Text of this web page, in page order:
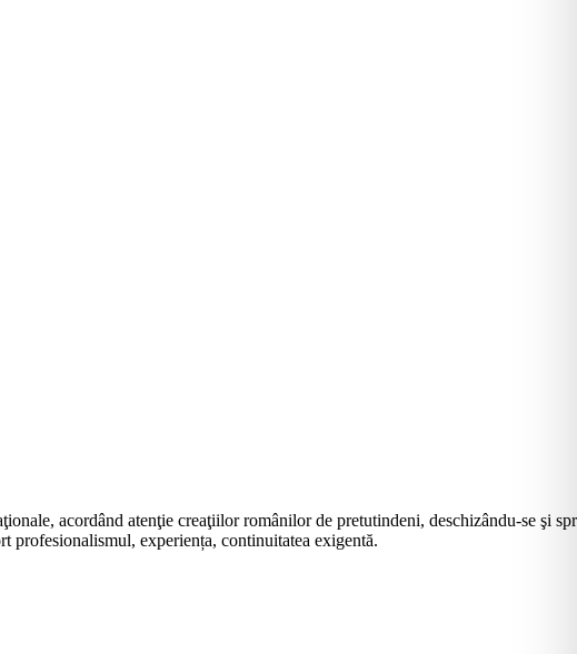
acordând atenţie creaţiilor românilor de pretutindeni, deschizându-se şi
profesionalismul, experiența, continuitatea exigentă.